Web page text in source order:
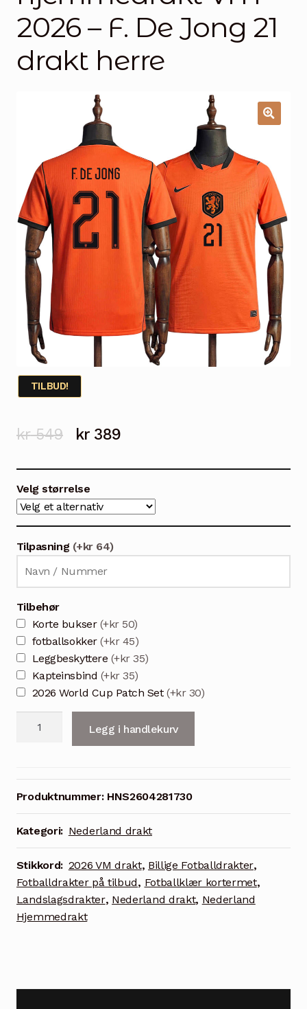
Handlekurv
Kontakt oss
2026 – F. De Jong 21
drakt herre
TILBUD!
kr549
Opprinnelig
var:
kr 549.
kr389Nåværende
kr 389.
Velg størrelse
Tilpasning (+kr 64)
Tilbehør
Korte bukser (+kr 50)
fotballsokker(+kr 45)
Leggbeskyttere (+kr 35)
Kapteinsbind (+kr 35)
2026 World Cup Patch Set(+kr 30)
herre
antall
Legg i handlekurv
Produktnummer: HNS2604281730
Kategori: Nederland drakt
Stikkord: 2026 VM drakt, Billige Fotballdrakter,
Fotballdrakter på tilbud, Fotballklær kortermet,
Landslagsdrakter, Nederland drakt, Nederland
Hjemmedrakt